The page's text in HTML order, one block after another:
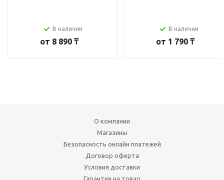
В наличии
от 8 890 ₸
В наличии
от 1 790 ₸
О компании
Магазины
Безопасность онлайн платежей
Договор оферта
Условия доставки
Гарантия на товар